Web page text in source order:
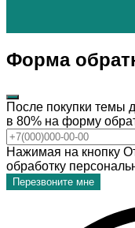
Форма
После покупки темы
в 80% на форму
Нажимая на кнопку
обработку
Перезвоните мне